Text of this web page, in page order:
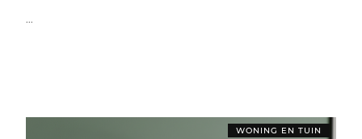
...
WONING EN TUIN